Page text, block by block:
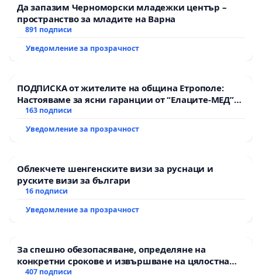
Да запазим Черноморски младежки център –
пространство за младите на Варна
891 подписи
Уведомление за прозрачност
ПОДПИСКА от жителите на община Етрополе:
Настояваме за ясни гаранции от “Елаците-МЕД”
АД и от държавата, че ще се изпълнят всички
163 подписи
Уведомление за прозрачност
Облекчете шенгенските визи за руснаци и
руските визи за българи
16 подписи
Уведомление за прозрачност
За спешно обезопасяване, определяне на
конкретни срокове и извършване на цялостна
рехабилитация на републиканския път между
407 подписи